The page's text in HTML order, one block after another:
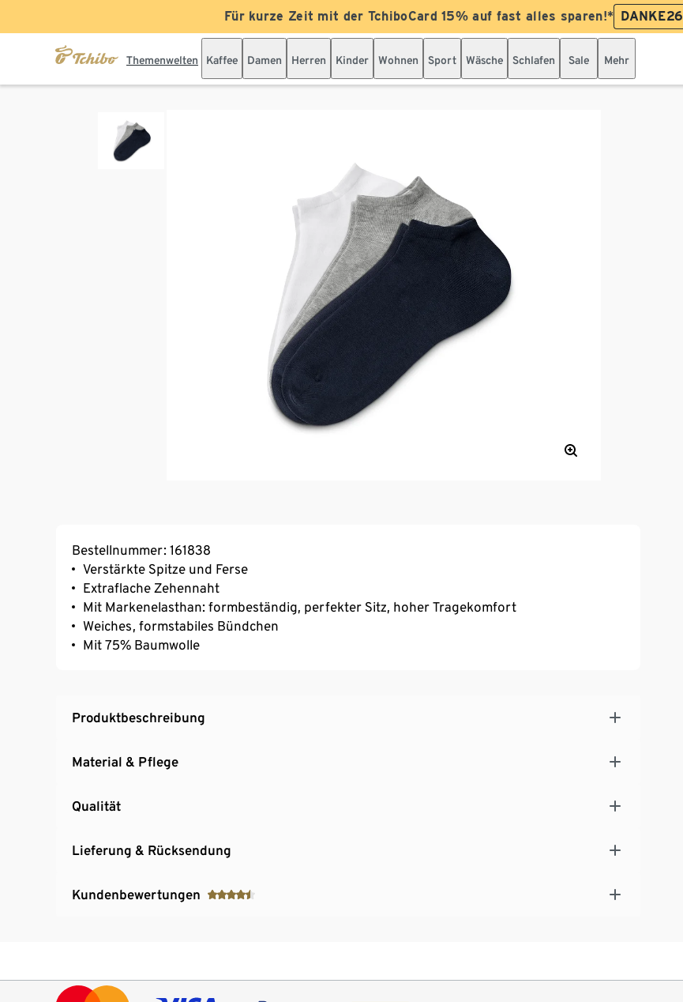
Für kurze Zeit mit der TchiboCard 15% auf fast alles sparen!* DANKE26
Themenwelten Kaffee Damen Herren Kinder Wohnen Sport Wäsche Schlafen Sale Mehr
Bestellnummer: 161838
Verstärkte Spitze und Ferse
Extraflache Zehennaht
Mit Markenelasthan: formbeständig, perfekter Sitz, hoher Tragekomfort
Weiches, formstabiles Bündchen
Mit 75% Baumwolle
Produktbeschreibung
Material & Pflege
Qualität
Lieferung & Rücksendung
Kundenbewertungen